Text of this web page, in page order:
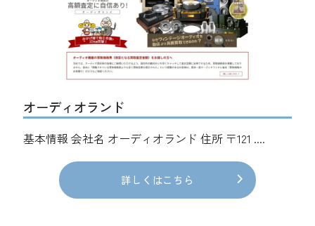
オーディオランド
基本情報 会社名 オーディオランド 住所 〒121 ....
詳しくはこちら